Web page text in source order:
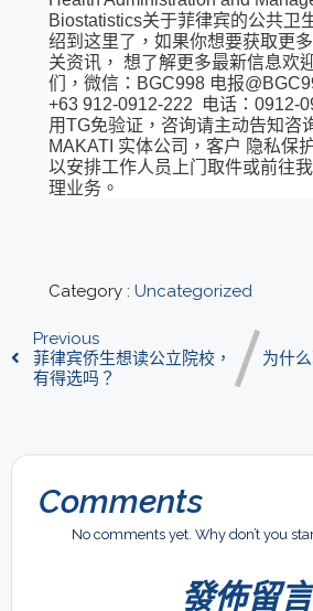
Biostatistics关于菲律宾的公共卫
绍到这里了，如果你想要获取更
关资讯， 想了解更多最新信息欢
们，微信：BGC998 电报
+63 912-0912-222 电话：0912-
用TG免验证，咨询请主动告知咨
MAKATI 实体公司，客户 隐私保
以安排工作人员上门取件或前往
理业务。
Category : Uncategorized
Previous
菲律宾侨生想读公立院校，
有得选吗？
为什
Comments
No comments yet. Why don’t you
發佈留言